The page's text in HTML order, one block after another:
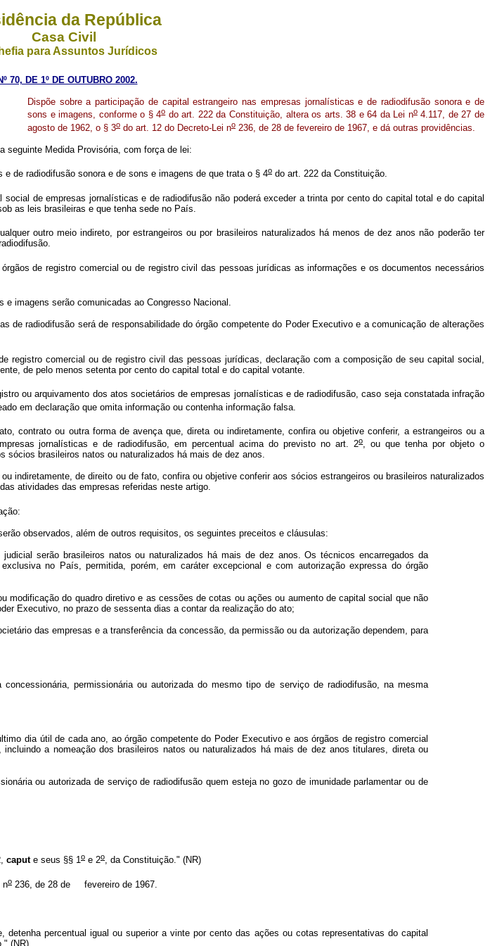
da República
Casa Civil
para Assuntos Jurídicos
70, DE 1º DE OUTUBRO 2002.
Dispõe sobre a participação de capital estrangeiro nas empresas jornalísticas e de radiodifusão sonora e de
sons e imagens, conforme o § 4odo art. 222 da Constituição, altera os arts. 38 e 64 da Lei no4.117, de 27 de
agosto de 1962, o § 3o do art. 12 do Decreto-Lei no 236, de 28 de fevereiro de 1967, e dá outras providências.
seguinte Medida Provisória, com força de lei:
de radiodifusão sonora e de sons e imagens de que trata o § 4o do art. 222 da Constituição.
de empresas jornalísticas e de radiodifusão não poderá exceder a trinta por cento do capital total e do capital
as leis brasileiras e que tenha sede no País.
outro meio indireto, por estrangeiros ou por brasileiros naturalizados há menos de dez anos não poderão ter
de registro comercial ou de registro civil das pessoas jurídicas as informações e os documentos necessários
imagens serão comunicadas ao Congresso Nacional.
radiodifusão será de responsabilidade do órgão competente do Poder Executivo e a comunicação de alterações
comercial ou de registro civil das pessoas jurídicas, declaração com a composição de seu capital social,
de pelo menos setenta por cento do capital total e do capital votante.
ou arquivamento dos atos societários de empresas jornalísticas e de radiodifusão, caso seja constatada infração
em declaração que omita informação ou contenha informação falsa.
contrato ou outra forma de avença que, direta ou indiretamente, confira ou objetive conferir, a estrangeiros ou a
jornalísticas e de radiodifusão, em percentual acima do previsto no art. 2o, ou que tenha por objeto o
sócios brasileiros natos ou naturalizados há mais de dez anos.
de direito ou de fato, confira ou objetive conferir aos sócios estrangeiros ou brasileiros naturalizados
atividades das empresas referidas neste artigo.
observados, além de outros requisitos, os seguintes preceitos e cláusulas:
serão brasileiros natos ou naturalizados há mais de dez anos. Os técnicos encarregados da
no País, permitida, porém, em caráter excepcional e com autorização expressa do órgão
do quadro diretivo e as cessões de cotas ou ações ou aumento de capital social que não
Executivo, no prazo de sessenta dias a contar da realização do ato;
das empresas e a transferência da concessão, da permissão ou da autorização dependem, para
permissionária ou autorizada do mesmo tipo de serviço de radiodifusão, na mesma
dia útil de cada ano, ao órgão competente do Poder Executivo e aos órgãos de registro comercial
a nomeação dos brasileiros natos ou naturalizados há mais de dez anos titulares, direta ou
ou autorizada de serviço de radiodifusão quem esteja no gozo de imunidade parlamentar ou de
caput e seus §§ 1o e 2o, da Constituição." (NR)
no 236, de 28 de fevereiro de 1967.
percentual igual ou superior a vinte por cento das ações ou cotas representativas do capital
(NR)